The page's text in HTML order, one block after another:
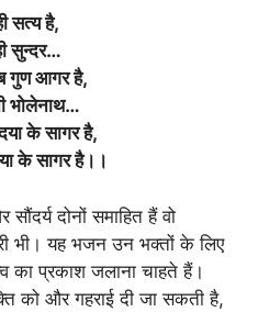
सत्य है,
सुन्दर…
गुण आगर है,
भोलेनाथ…
के सागर है,
के सागर है।।
दोनों समाहित हैं वो
भी। यह भजन उन भक्तों के लिए
का प्रकाश जलाना चाहते हैं।
को और गहराई दी जा सकती है,